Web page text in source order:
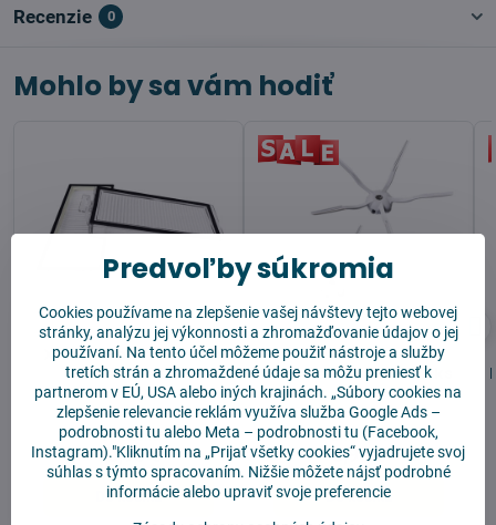
Recenzie 0
Mohlo by sa vám hodiť
Xiaomi Roborock Q7
Max filter 2 ks
Skladom
10,90 €
Do košíka
Xiaomi Roborock Q7
Max Corner Brush 2 ks
Skladom
8,90 €
Do košíka
Predvoľby súkromia
Cookies používame na zlepšenie vašej návštevy tejto webovej
stránky, analýzu jej výkonnosti a zhromažďovanie údajov o jej
používaní. Na tento účel môžeme použiť nástroje a služby
tretích strán a zhromaždené údaje sa môžu preniesť k
partnerom v EÚ, USA alebo iných krajinách. „Súbory cookies na
zlepšenie relevancie reklám využíva služba Google Ads –
podrobnosti tu alebo Meta – podrobnosti tu (Facebook,
Instagram)."Kliknutím na „Prijať všetky cookies“ vyjadrujete svoj
súhlas s týmto spracovaním. Nižšie môžete nájsť podrobné
informácie alebo upraviť svoje preferencie